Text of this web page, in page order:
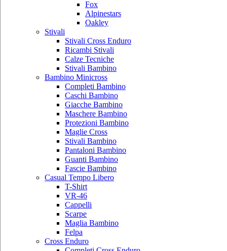
Fox
Alpinestars
Oakley
Stivali
Stivali Cross Enduro
Ricambi Stivali
Calze Tecniche
Stivali Bambino
Bambino Minicross
Completi Bambino
Caschi Bambino
Giacche Bambino
Maschere Bambino
Protezioni Bambino
Maglie Cross
Stivali Bambino
Pantaloni Bambino
Guanti Bambino
Fascie Bambino
Casual Tempo Libero
T-Shirt
VR-46
Cappelli
Scarpe
Maglia Bambino
Felpa
Cross Enduro